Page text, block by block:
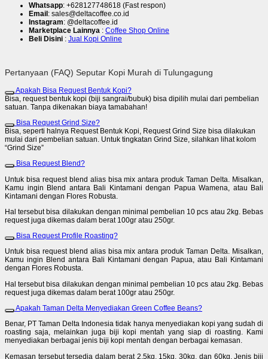
Whatsapp: +628127748618 (Fast respon)
Email : sales@deltacoffee.co.id
Instagram: @deltacoffee.id
Marketplace Lainnya : Coffee Shop Online
Beli Disini : Jual Kopi Online
Pertanyaan (FAQ) Seputar Kopi Murah di Tulungagung
Apakah Bisa Request Bentuk Kopi?
Bisa, request bentuk kopi (biji sangrai/bubuk) bisa dipilih mulai dari pembelian
satuan. Tanpa dikenakan biaya tamabahan!
Bisa Request Grind Size?
Bisa, seperti halnya Request Bentuk Kopi, Request Grind Size bisa dilakukan
mulai dari pembelian satuan. Untuk tingkatan Grind Size, silahkan lihat kolom
“Grind Size”
Bisa Request Blend?
Untuk bisa request blend alias bisa mix antara produk Taman Delta. Misalkan,
Kamu ingin Blend antara Bali Kintamani dengan Papua Wamena, atau Bali
Kintamani dengan Flores Robusta.
Hal tersebut bisa dilakukan dengan minimal pembelian 10 pcs atau 2kg. Bebas
request juga dikemas dalam berat 100gr atau 250gr.
Bisa Request Profile Roasting?
Untuk bisa request blend alias bisa mix antara produk Taman Delta. Misalkan,
Kamu ingin Blend antara Bali Kintamani dengan Papua, atau Bali Kintamani
dengan Flores Robusta.
Hal tersebut bisa dilakukan dengan minimal pembelian 10 pcs atau 2kg. Bebas
request juga dikemas dalam berat 100gr atau 250gr.
Apakah Taman Delta Menyediakan Green Coffee Beans?
Benar, PT Taman Delta Indonesia tidak hanya menyediakan kopi yang sudah di
roasting saja, melainkan juga biji kopi mentah yang siap di roasting. Kami
menyediakan berbagai jenis biji kopi mentah dengan berbagai kemasan.
Kemasan tersebut tersedia dalam berat 2,5kg, 15kg, 30kg, dan 60kg. Jenis biji